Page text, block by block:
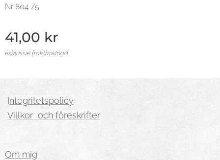
Nr 804 /5
41,00 kr
exklusive fraktkostnad
Integritetspolicy
Villkor och föreskrifter
Om mig